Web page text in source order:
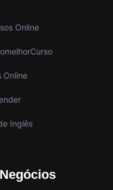
Online
Online
Inglês